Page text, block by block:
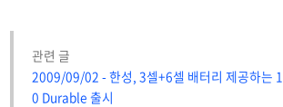
관련 글
2009/09/02 - 한성, 3셀+6셀 배터리 제공하는
0 Durable 출시